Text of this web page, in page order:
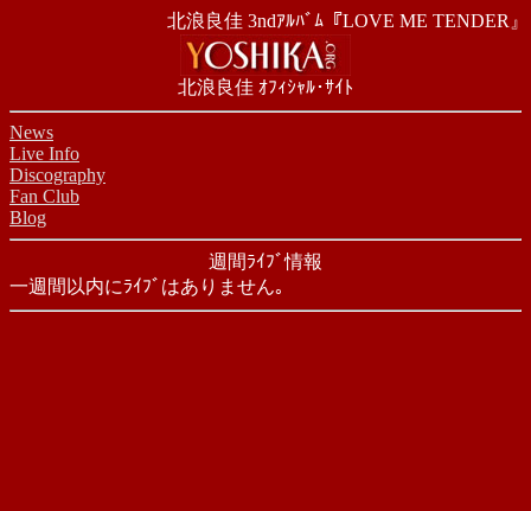
北浪良佳 3ndｱﾙﾊﾞﾑ『LOVE ME TENDER
北浪良佳 ｵﾌｨｼｬﾙ･ｻｲﾄ
News
Live Info
Discography
Fan Club
Blog
週間ﾗｲﾌﾞ情報
一週間以内にﾗｲﾌﾞはありません｡